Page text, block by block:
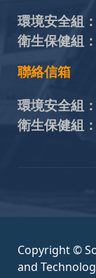
環境安全組：
衛生保健組：
聯絡信箱
環境安全組：
衛生保健組：
Copyright ©
and